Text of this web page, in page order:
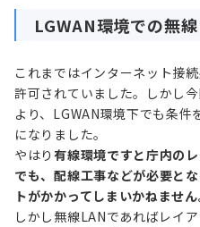
LGWAN環境での無
これまではインターネット接
許可されていました。しかし
より、LGWAN環境下でも条
になりました。
やはり有線環境ですと庁内の
でも、配線工事などが必要と
トがかかってしまいかねません
しかし無線LANであればレイ